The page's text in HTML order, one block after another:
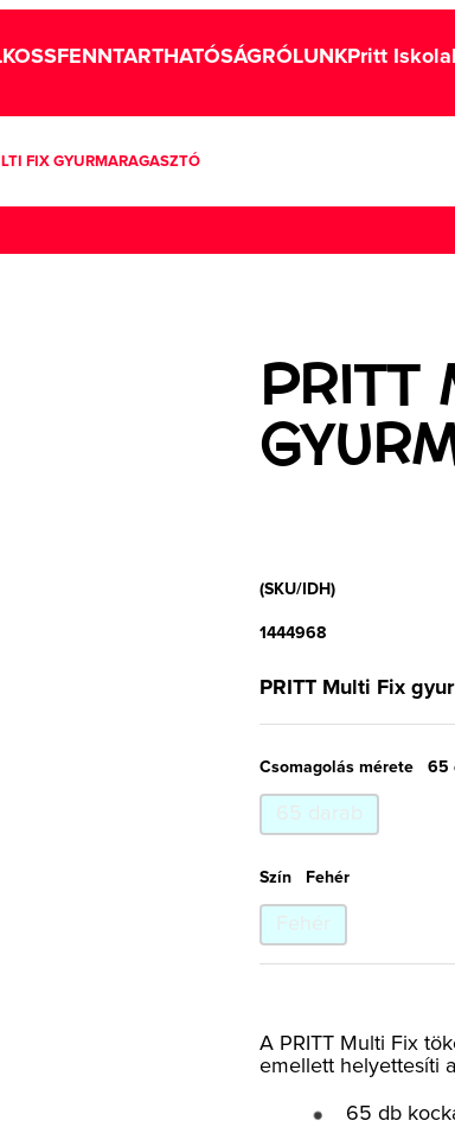
FENNTARTHATÓSÁGRÓLUNKPritt
FIX GYURMARAGASZTÓ
PRITT
(SKU/IDH)
1444968
PRITT Multi Fix
Csomagolás mérete 65
Szín Fehér
A PRITT Multi Fix
emellett helyettesíti
65 db